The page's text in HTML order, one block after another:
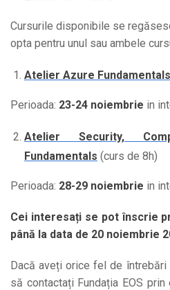
Cursurile disponibile se
opta pentru unul sau ambele
Atelier Azure Fundamentals
Perioada: 23-24 noiembrie in
Atelier Security,
Fundamentals (curs de 8h)
Perioada: 28-29 noiembrie in
Cei interesați se pot înscrie
până la data de 20 noiembrie
Dacă aveți orice fel de întrebări
să contactați Fundația EOS